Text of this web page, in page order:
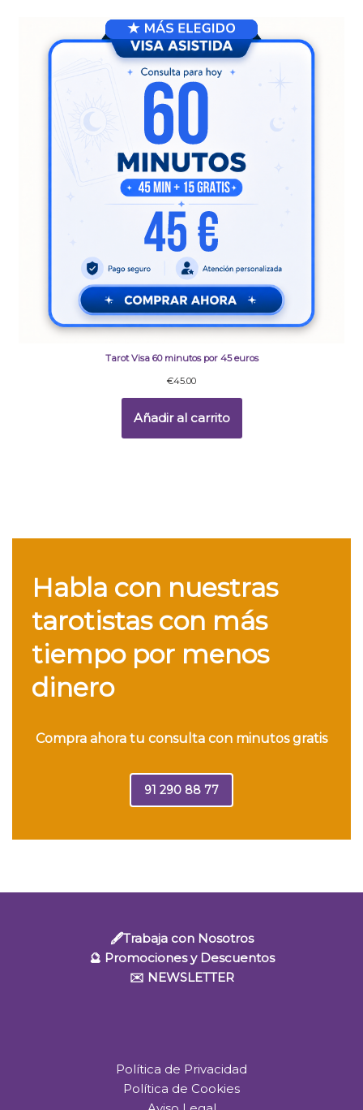
Tarot Visa 60 minutos por 45 euros
€45.00
Añadir al carrito
Habla con nuestras
tarotistas con más
tiempo por menos
dinero
Compra ahora tu consulta con minutos gratis
91 290 88 77
🖋️Trabaja con Nosotros
🔮 Promociones y Descuentos
✉️ NEWSLETTER
Política de Privacidad
Política de Cookies